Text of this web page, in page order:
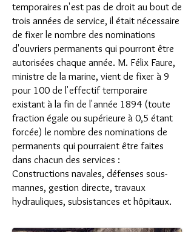
temporaires n'est pas de droit au bout de
trois années de service, il était nécessaire
de fixer le nombre des nominations
d'ouvriers permanents qui pourront être
autorisées chaque année. M. Félix Faure,
ministre de la marine, vient de fixer à 9
pour 100 de l'effectif temporaire
existant à la fin de l'année 1894 (toute
fraction égale ou supérieure à 0,5 étant
forcée) le nombre des nominations de
permanents qui pourraient être faites
dans chacun des services :
Constructions navales, défenses sous-
mannes, gestion directe, travaux
hydrauliques, subsistances et hôpitaux.